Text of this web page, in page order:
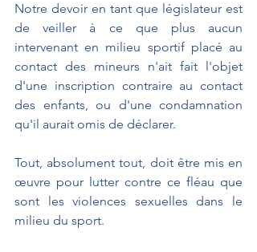
Notre devoir en tant que législateur est
de veiller à ce que plus aucun
intervenant en milieu sportif placé au
contact des mineurs n'ait fait l'objet
d'une inscription contraire au contact
des enfants, ou d'une condamnation
qu'il aurait omis de déclarer.
Tout, absolument tout, doit être mis en
œuvre pour lutter contre ce fléau que
sont les violences sexuelles dans le
milieu du sport.